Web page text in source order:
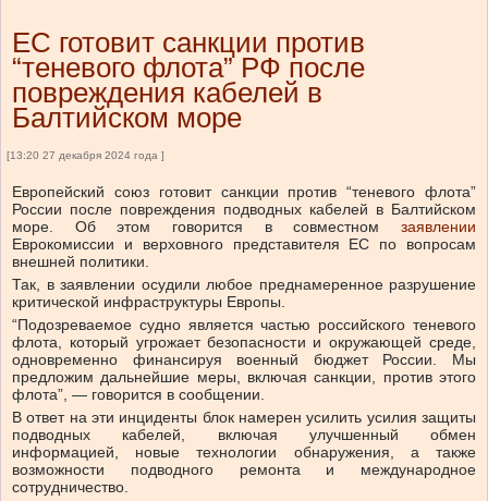
ЕС готовит санкции против
“теневого флота” РФ после
повреждения кабелей в
Балтийском море
[13:20 27 декабря 2024 года ]
Европейский союз готовит санкции против “теневого флота”
России после повреждения подводных кабелей в Балтийском
море. Об этом говорится в совместном заявлении
Еврокомиссии и верховного представителя ЕС по вопросам
внешней политики.
Так, в заявлении осудили любое преднамеренное разрушение
критической инфраструктуры Европы.
“Подозреваемое судно является частью российского теневого
флота, который угрожает безопасности и окружающей среде,
одновременно финансируя военный бюджет России. Мы
предложим дальнейшие меры, включая санкции, против этого
флота”, — говорится в сообщении.
В ответ на эти инциденты блок намерен усилить усилия защиты
подводных кабелей, включая улучшенный обмен
информацией, новые технологии обнаружения, а также
возможности подводного ремонта и международное
сотрудничество.